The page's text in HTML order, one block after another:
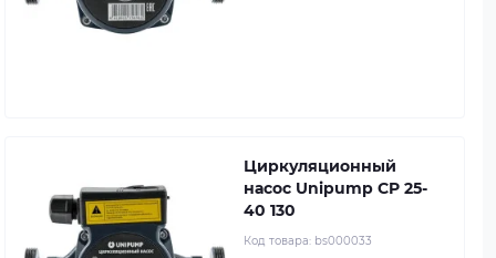
Циркуляционный
насос Unipump CP 25-
40 130
Код товара: bs000033